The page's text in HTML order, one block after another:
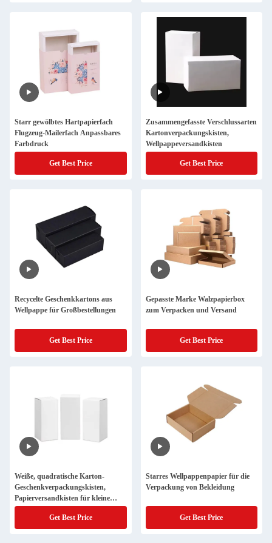
Starr gewölbtes Hartpapierfach
Flugzeug-Mailerfach Anpassbares
Farbdruck
Get Best Price
Zusammengefasste Verschlussarten
Kartonverpackungskisten,
Wellpappeversandkisten
Get Best Price
Recycelte Geschenkkartons aus
Wellpappe für Großbestellungen
Get Best Price
Gepasste Marke Walzpapierbox
zum Verpacken und Versand
Get Best Price
Weiße, quadratische Karton-
Geschenkverpackungskisten,
Papierversandkisten für kleine
Unternehmen
Get Best Price
Starres Wellpappenpapier für die
Verpackung von Bekleidung
Get Best Price